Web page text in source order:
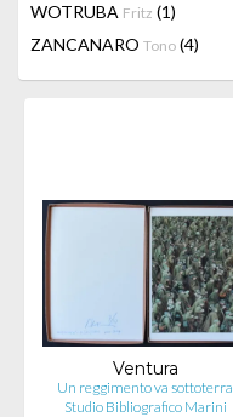
WOTRUBA Fritz (1)
ZANCANARO Tono (4)
Ventura
Un reggimento va sottoterra
Studio Bibliografico Marini